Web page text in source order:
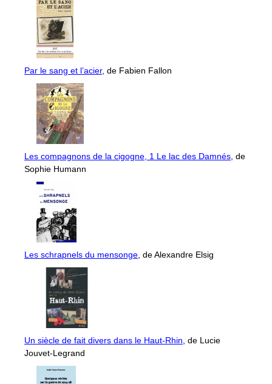
Par le sang et l’acier, de Fabien Fallon
Les compagnons de la cigogne, 1 Le lac des Damnés, de
Sophie Humann
Les schrapnels du mensonge, de Alexandre Elsig
Un siècle de fait divers dans le Haut-Rhin, de Lucie
Jouvet-Legrand